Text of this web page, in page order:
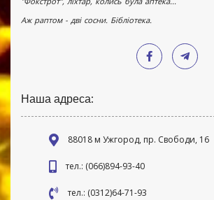
Аж раптом - дві сосни. Бібліотека.
Наша адреса:
88018 м Ужгород, пр. Свободи, 16
тел.: (066)894-93-40
тел.: (0312)64-71-93